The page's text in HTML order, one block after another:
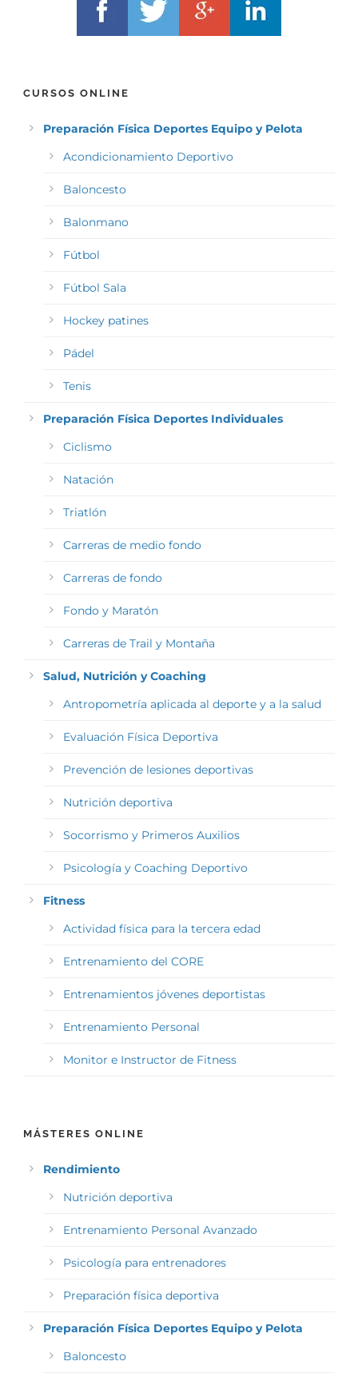
CURSOS ONLINE
Preparación Física Deportes Equipo y Pelota
Acondicionamiento Deportivo
Baloncesto
Balonmano
Fútbol
Fútbol Sala
Hockey patines
Pádel
Tenis
Preparación Física Deportes Individuales
Ciclismo
Natación
Triatlón
Carreras de medio fondo
Carreras de fondo
Fondo y Maratón
Carreras de Trail y Montaña
Salud, Nutrición y Coaching
Antropometría aplicada al deporte y a la salud
Evaluación Física Deportiva
Prevención de lesiones deportivas
Nutrición deportiva
Socorrismo y Primeros Auxilios
Psicología y Coaching Deportivo
Fitness
Actividad física para la tercera edad
Entrenamiento del CORE
Entrenamientos jóvenes deportistas
Entrenamiento Personal
Monitor e Instructor de Fitness
MÁSTERES ONLINE
Rendimiento
Nutrición deportiva
Entrenamiento Personal Avanzado
Psicología para entrenadores
Preparación física deportiva
Preparación Física Deportes Equipo y Pelota
Baloncesto